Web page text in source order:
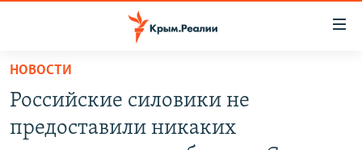
Вернуться
основному
содержанию
Вернутся
ВОДА
НОВОСТИ
Российские силовики не
предоставили никаких